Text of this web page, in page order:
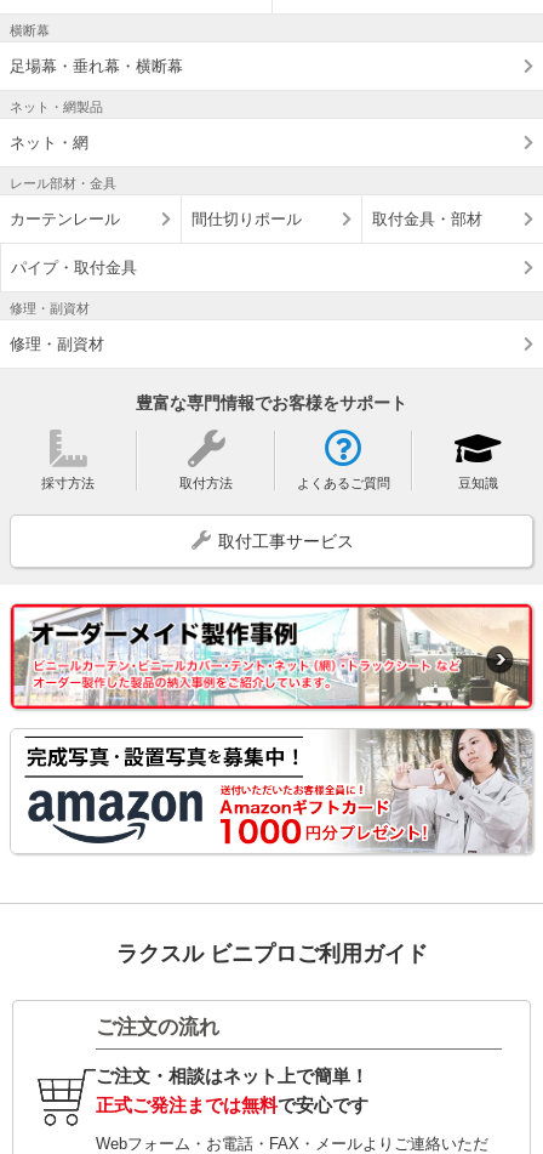
横断幕
足場幕・垂れ幕・横断幕
ネット・網製品
ネット・網
レール部材・金具
カーテンレール 間仕切りポール 取付金具・部材
パイプ・取付金具
修理・副資材
修理・副資材
豊富な専門情報でお客様をサポート
採寸方法 取付方法 よくあるご質問 豆知識
取付工事サービス
ラクスル ビニプロご利用ガイド
ご注文の流れ
ご注文・相談はネット上で簡単！
正式ご発注までは無料で安心です
Webフォーム・お電話・FAX・メールよりご連絡いただ